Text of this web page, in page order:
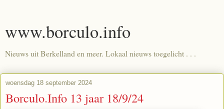
www.borculo.info
Nieuws uit Berkelland en meer. Lokaal nieuws toegelicht . . .
woensdag 18 september 2024
Borculo.Info 13 jaar 18/9/24